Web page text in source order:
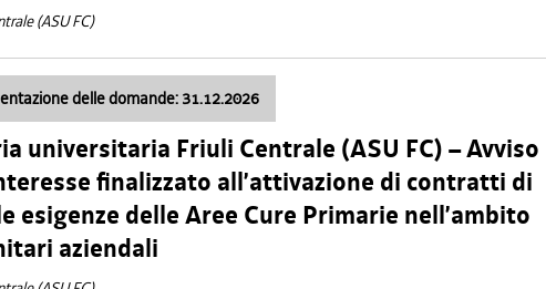
(ASU FC)
delle domande: 31.12.2026
universitaria Friuli Centrale (ASU FC) – Avviso
finalizzato all’attivazione di contratti di
esigenze delle Aree Cure Primarie nell’ambito
aziendali